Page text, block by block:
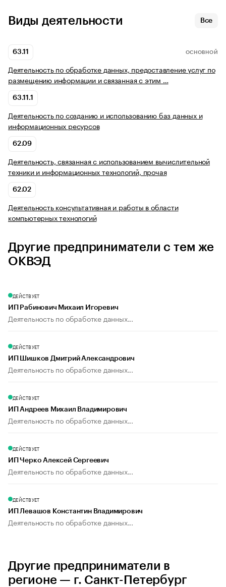
Виды деятельности Все
63.11 ОСНОВНОЙ
Деятельность по обработке данных, предоставление услуг по
размещению информации и связанная с этим …
63.11.1
Деятельность по созданию и использованию баз данных и
информационных ресурсов
62.09
Деятельность, связанная с использованием вычислительной
техники и информационных технологий, прочая
62.02
Деятельность консультативная и работы в области
компьютерных технологий
Другие предприниматели с тем же
ОКВЭД
ДЕЙСТВУЕТ
ИП Рабинович Михаил Игоревич
Деятельность по обработке данных...
ДЕЙСТВУЕТ
ИП Шишков Дмитрий Александрович
Деятельность по обработке данных...
ДЕЙСТВУЕТ
ИП Андреев Михаил Владимирович
Деятельность по обработке данных...
ДЕЙСТВУЕТ
ИП Черко Алексей Сергеевич
Деятельность по обработке данных...
ДЕЙСТВУЕТ
ИП Левашов Константин Владимирович
Деятельность по обработке данных...
Другие предприниматели в
регионе — г. Санкт-Петербург